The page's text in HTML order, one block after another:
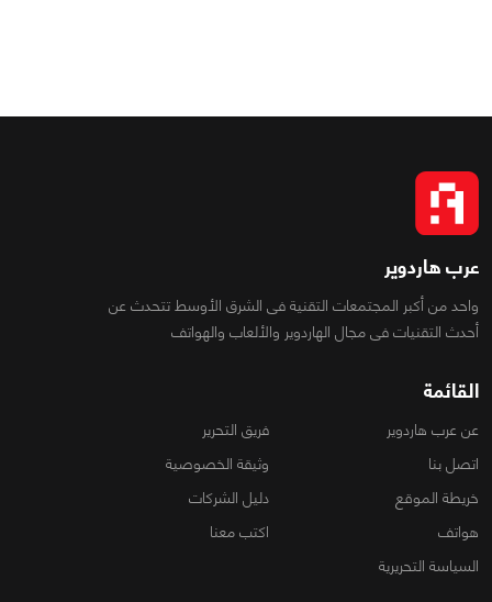
عرب هاردوير
واحد من أكبر المجتمعات التقنية فى الشرق الأوسط تتحدث عن
أحدث التقنيات فى مجال الهاردوير والألعاب والهواتف
القائمة
عن عرب هاردوير
فريق التحرير
اتصل بنا
وثيقة الخصوصية
خريطة الموقع
دليل الشركات
هواتف
اكتب معنا
السياسة التحريرية